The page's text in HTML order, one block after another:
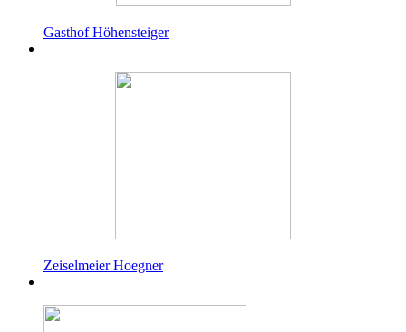
Gasthof Höhensteiger
Zeiselmeier Hoegner